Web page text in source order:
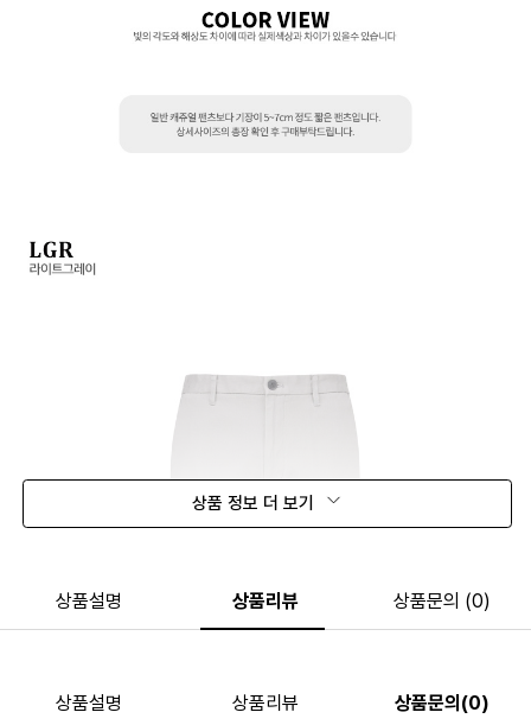
상품 정보 더 보기
상품설명 상품리뷰 상품문의 (0)
상품설명 상품리뷰 상품문의(0)